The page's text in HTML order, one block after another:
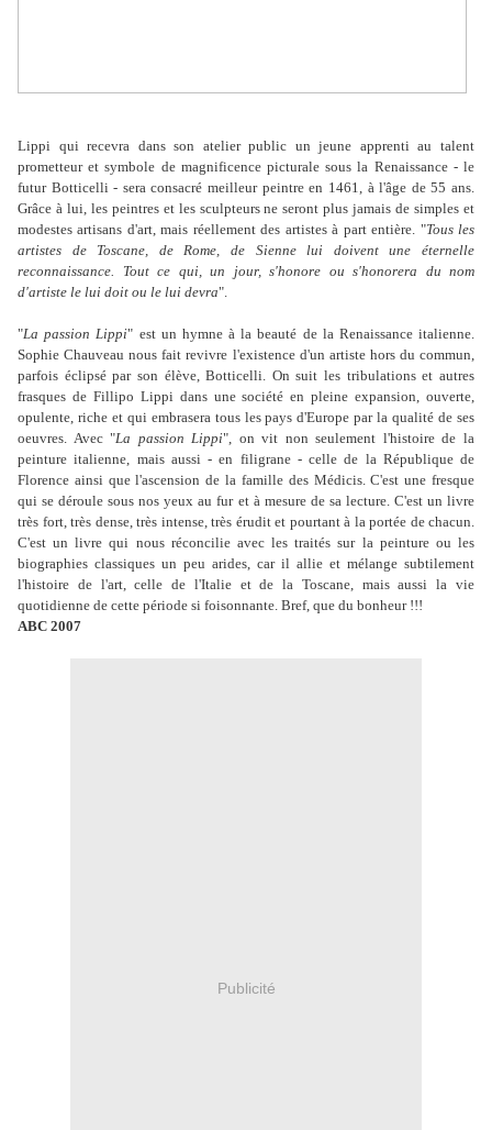
Lippi qui recevra dans son atelier public un jeune apprenti au talent
prometteur et symbole de magnificence picturale sous la Renaissance - le
futur Botticelli - sera consacré meilleur peintre en 1461, à l'âge de 55 ans.
Grâce à lui, les peintres et les sculpteurs ne seront plus jamais de simples et
modestes artisans d'art, mais réellement des artistes à part entière. "Tous les
artistes de Toscane, de Rome, de Sienne lui doivent une éternelle
reconnaissance. Tout ce qui, un jour, s'honore ou s'honorera du nom
d'artiste le lui doit ou le lui devra".
"La passion Lippi" est un hymne à la beauté de la Renaissance italienne.
Sophie Chauveau nous fait revivre l'existence d'un artiste hors du commun,
parfois éclipsé par son élève, Botticelli. On suit les tribulations et autres
frasques de Fillipo Lippi dans une société en pleine expansion, ouverte,
opulente, riche et qui embrasera tous les pays d'Europe par la qualité de ses
oeuvres. Avec "La passion Lippi", on vit non seulement l'histoire de la
peinture italienne, mais aussi - en filigrane - celle de la République de
Florence ainsi que l'ascension de la famille des Médicis. C'est une fresque
qui se déroule sous nos yeux au fur et à mesure de sa lecture. C'est un livre
très fort, très dense, très intense, très érudit et pourtant à la portée de chacun.
C'est un livre qui nous réconcilie avec les traités sur la peinture ou les
biographies classiques un peu arides, car il allie et mélange subtilement
l'histoire de l'art, celle de l'Italie et de la Toscane, mais aussi la vie
quotidienne de cette période si foisonnante. Bref, que du bonheur !!!
ABC 2007
Publicité